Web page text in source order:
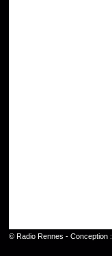
© Radio Rennes - Conception :